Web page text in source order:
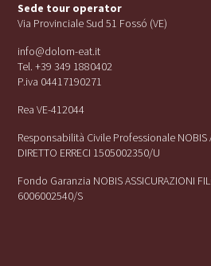
Sede tour operator
Via Provinciale Sud 51 Fossó (VE)
info@dolom-eat.it
Tel. +39 349 1880402
P.iva 04417190271
Rea VE-412044
Responsabilità Civile Professionale NOBIS
DIRETTO ERRECI 1505002350/U
Fondo Garanzia NOBIS ASSICURAZIONI
6006002540/S